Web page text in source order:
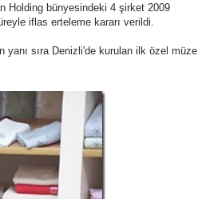
Holding bünyesindeki 4 şirket 2009
iflas erteleme kararı verildi.
yanı sıra Denizli'de kurulan ilk özel müze